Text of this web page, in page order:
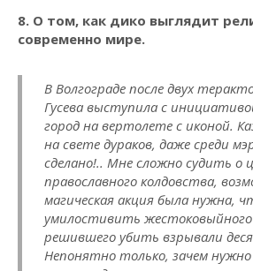
8. О том, как дико выглядит
современно мире.
В Волгограде после двух
Гусева выступила с
город на вертолете с иконой.
на свете дураков, даже среди
сделано!.. Мне сложно судить о
православного колдовства,
магическая акция была нужна,
умилостивить жестоковыйного
решившего убить взрывали
Непонятно только, зачем